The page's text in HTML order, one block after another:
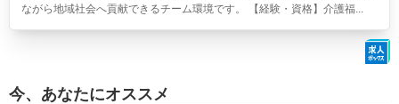
ながら地域社会へ貢献できるチーム環境です。 【経験・資格】介護福...
今、あなたにオススメ